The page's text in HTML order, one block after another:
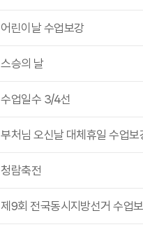
어린이날 수업보강
스승의 날
수업일수 3/4선
부처님 오신날 대체휴일 수업보
청람축전
제9회 전국동시지방선거 수업